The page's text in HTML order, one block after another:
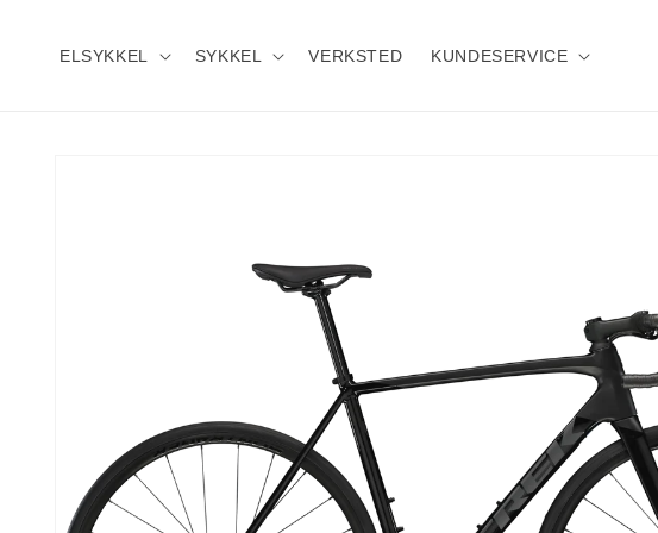
innholdet
ELSYKKEL SYKKEL VERKSTED KUNDESERVICE